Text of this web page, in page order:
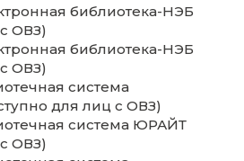
использовании
(Инернет, ЭБС, ПО)
организации и
17.12.2020
об авторизации и
обучающихсяся